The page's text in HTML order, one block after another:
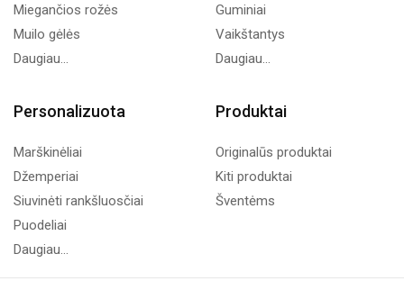
Miegančios rožės
Muilo gėlės
Daugiau...
Guminiai
Vaikštantys
Daugiau...
Personalizuota
Marškinėliai
Džemperiai
Siuvinėti rankšluosčiai
Puodeliai
Daugiau...
Produktai
Originalūs produktai
Kiti produktai
Šventėms